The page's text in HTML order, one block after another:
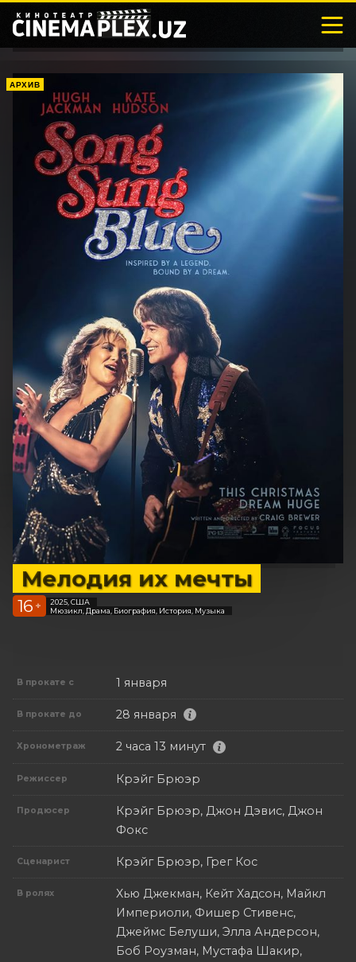
АРХИВ
Мелодия их мечты
16 +
2025, США
Мюзикл, Драма, Биография, История, Музыка
В прокате с 1 января
В прокате до 28 января
Хронометраж 2 часа 13 минут
Режиссер Крэйг Брюэр
Продюсер
Крэйг Брюэр, Джон Дэвис, Джон
Фокс
Сценарист Крэйг Брюэр, Грег Кос
В ролях
Хью Джекман, Кейт Хадсон, Майкл
Империоли, Фишер Стивенс,
Джеймс Белуши, Элла Андерсон,
Боб Роузман, Мустафа Шакир,